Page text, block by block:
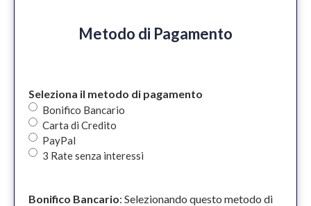
Metodo di Pagamento
Seleziona il metodo di pagamento
Bonifico Bancario
Carta di Credito
PayPal
3 Rate senza interessi
Bonifico Bancario: Selezionando questo metodo di